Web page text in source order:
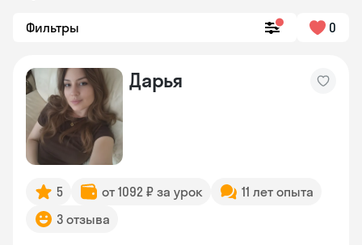
Фильтры 0
Дарья
5 от 1092 ₽ за урок
11 лет опыта
3 отзыва